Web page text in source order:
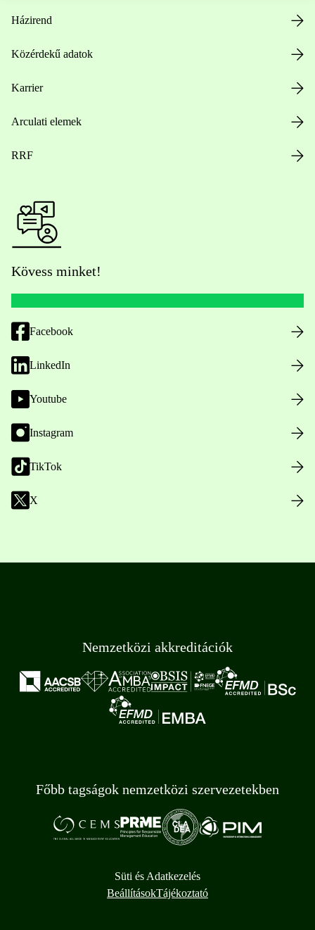
Házirend
Közérdekű adatok
Karrier
Arculati elemek
RRF
Kövess minket!
Facebook
LinkedIn
Youtube
Instagram
TikTok
X
Nemzetközi akkreditációk
Főbb tagságok nemzetközi szervezetekben
Süti és Adatkezelés
BeállításokTájékoztató